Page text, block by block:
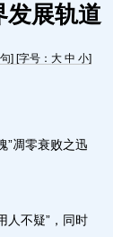
发展轨道
] [字号： 大 中 小]
凋零衰败之迅
不疑”，同时